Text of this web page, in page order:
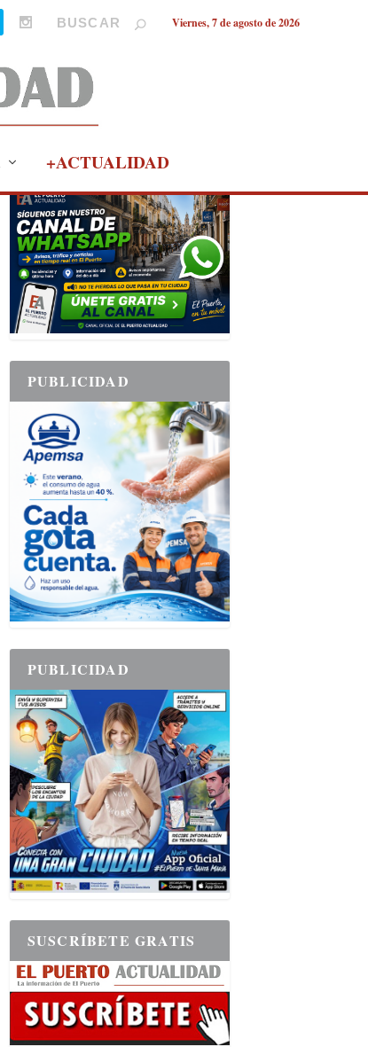
Viernes, 7 de agosto de 2026
+ACTUALIDAD
PUBLICIDAD
PUBLICIDAD
PUBLICIDAD
SUSCRÍBETE GRATIS